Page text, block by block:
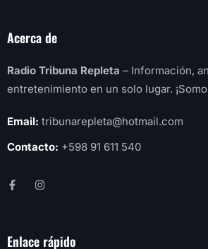
Acerca de
Radio Tribuna Repleta – Información,
entretenimiento en un solo lugar.
Email: tribunarepleta@hotmail.com
Contacto: +598 91 611 540
Enlace rápido